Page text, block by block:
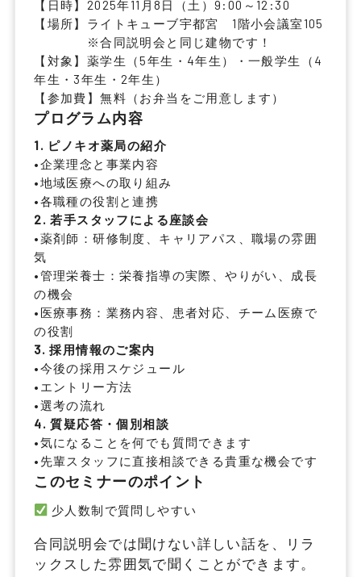
【日時】2025年11月8日（土）9:00～12:30
【場所】ライトキューブ宇都宮 1階小会議室105
※合同説明会と同じ建物です！
【対象】薬学生（5年生・4年生）・一般学生（4
年生・3年生・2年生）
【参加費】無料（お弁当をご用意します）
プログラム内容
1. ピノキオ薬局の紹介
•企業理念と事業内容
•地域医療への取り組み
•各職種の役割と連携
2. 若手スタッフによる座談会
•薬剤師 ：研修制度、キャリアパス、職場の雰囲
気
•管理栄養士 ：栄養指導の実際、やりがい、成長
の機会
• 医療事務 ：業務内容、患者対応、チーム医療で
の役割
3. 採用情報のご案内
•今後の採用スケジュール
• エントリー方法
•選考の流れ
4. 質疑応答・個別相談
•気になることを何でも質問できます
• 先輩スタッフに直接相談できる貴重な機会です
このセミナーのポイント
少人数制で質問しやすい
合同説明会では聞けない詳しい話を、リラ
ックスした雰囲気で聞くことができます。